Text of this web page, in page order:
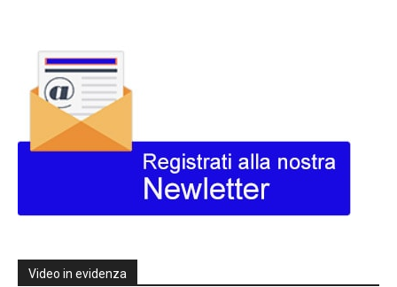
Video in evidenza